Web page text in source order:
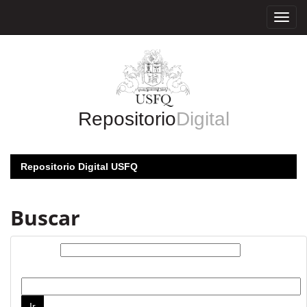
RepositorioDigital
Repositorio Digital USFQ
Buscar